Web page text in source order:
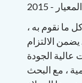
ما نقوم به ،
الالتزام
عالية الجودة
، مع البحث